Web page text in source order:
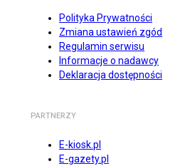
Polityka Prywatności
Zmiana ustawień zgód
Regulamin serwisu
Informacje o nadawcy
Deklaracja dostępności
PARTNERZY
E-kiosk.pl
E-gazety.pl